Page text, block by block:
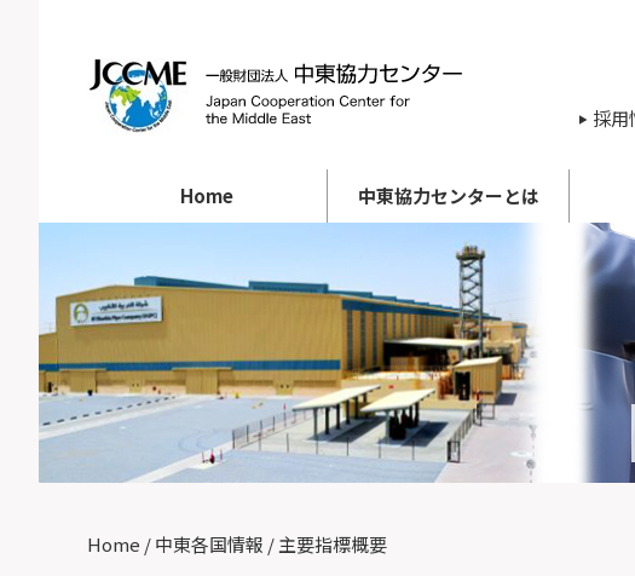
採用
Home 中東協力センターとは
Home / 中東各国情報 / 主要指標概要